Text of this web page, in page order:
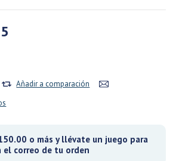
Añadir a comparación
o más y llévate un juego para
el correo de tu orden